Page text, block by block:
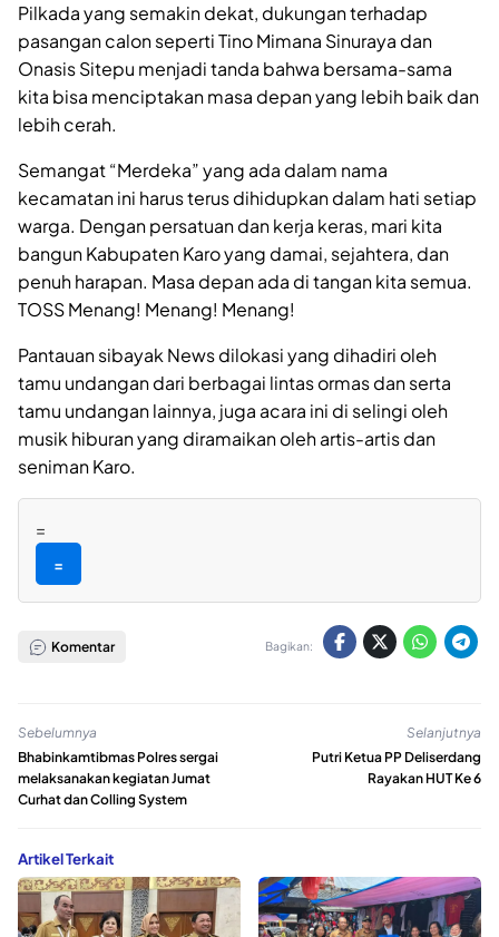
Pilkada yang semakin dekat, dukungan terhadap
pasangan calon seperti Tino Mimana Sinuraya dan
Onasis Sitepu menjadi tanda bahwa bersama-sama
kita bisa menciptakan masa depan yang lebih baik dan
lebih cerah.
Semangat “Merdeka” yang ada dalam nama
kecamatan ini harus terus dihidupkan dalam hati setiap
warga. Dengan persatuan dan kerja keras, mari kita
bangun Kabupaten Karo yang damai, sejahtera, dan
penuh harapan. Masa depan ada di tangan kita semua.
TOSS Menang! Menang! Menang!
Pantauan sibayak News dilokasi yang dihadiri oleh
tamu undangan dari berbagai lintas ormas dan serta
tamu undangan lainnya, juga acara ini di selingi oleh
musik hiburan yang diramaikan oleh artis-artis dan
seniman Karo.
=
=
Komentar Bagikan:
Sebelumnya
Bhabinkamtibmas Polres sergai
melaksanakan kegiatan Jumat
Curhat dan Colling System
Selanjutnya
Putri Ketua PP Deliserdang
Rayakan HUT Ke 6
Artikel Terkait